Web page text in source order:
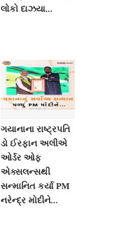
લોકો દાઝયા...
ગયાનાના રાષ્ટ્રપતિ
ડો ઈરફાન અલીએ
ઓર્ડર ઓફ
એક્સલન્સથી
સન્માનિત કર્યા PM
નરેન્દ્ર મોદીને...